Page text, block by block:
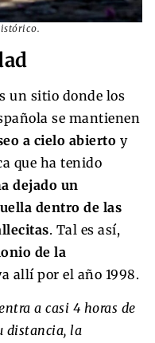
un sitio donde los
se mantienen
a cielo abierto y
que ha tenido
dejado un
dentro de las
. Tal es así,
de la
allí por el año 1998.
a casi 4 horas de
distancia, la